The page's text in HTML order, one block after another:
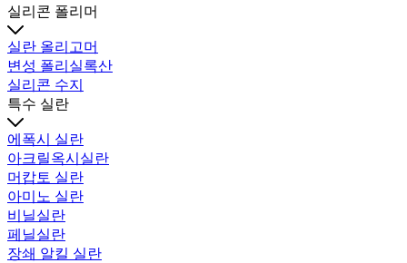
실리콘 폴리머
실란 올리고머
변성 폴리실록산
실리콘 수지
특수 실란
에폭시 실란
아크릴옥시실란
머캅토 실란
아미노 실란
비닐실란
페닐실란
장쇄 알킬 실란